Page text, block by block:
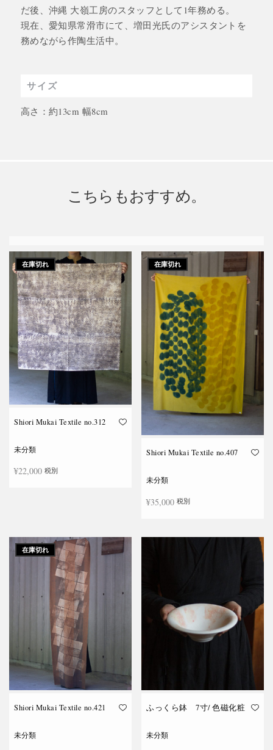
だ後、沖縄 大嶺工房のスタッフとして1年務める。
現在、愛知県常滑市にて、増田光氏のアシスタントを
務めながら作陶生活中。
サイズ
高さ：約13cm 幅8cm
こちらもおすすめ。
在庫切れ
Shiori Mukai Textile no.312
未分類
¥22,000 税別
在庫切れ
Shiori Mukai Textile no.407
未分類
¥35,000 税別
在庫切れ
Shiori Mukai Textile no.421
未分類
ふっくら鉢 7寸/ 色磁化粧
未分類